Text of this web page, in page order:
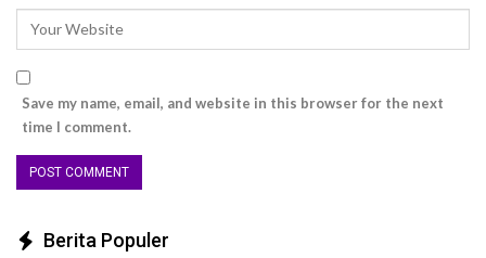
Save my name, email, and website in this browser for the next
time I comment.
Berita Populer